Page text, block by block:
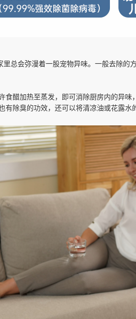
总会弥漫着一股宠物异味。一般去除
醋加热至蒸发，即可消除厨房内的异
除臭的功效，还可以将清凉油或花露